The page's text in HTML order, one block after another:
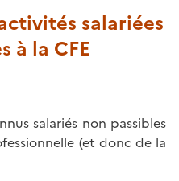
salariées
à la CFE
salariés non passibles
(et donc de la